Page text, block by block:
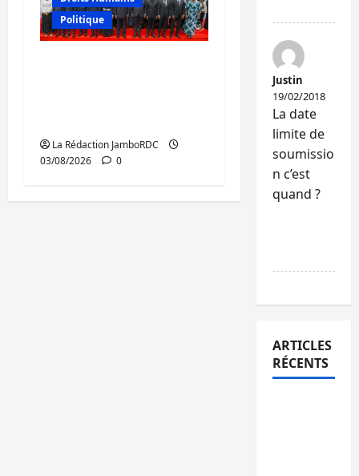
Politique
La Rédaction JamboRDC
03/08/2026
0
Justin
19/02/2018
La date
limite de
soumissio
n c’est
quand ?
ARTICLES
RÉCENTS